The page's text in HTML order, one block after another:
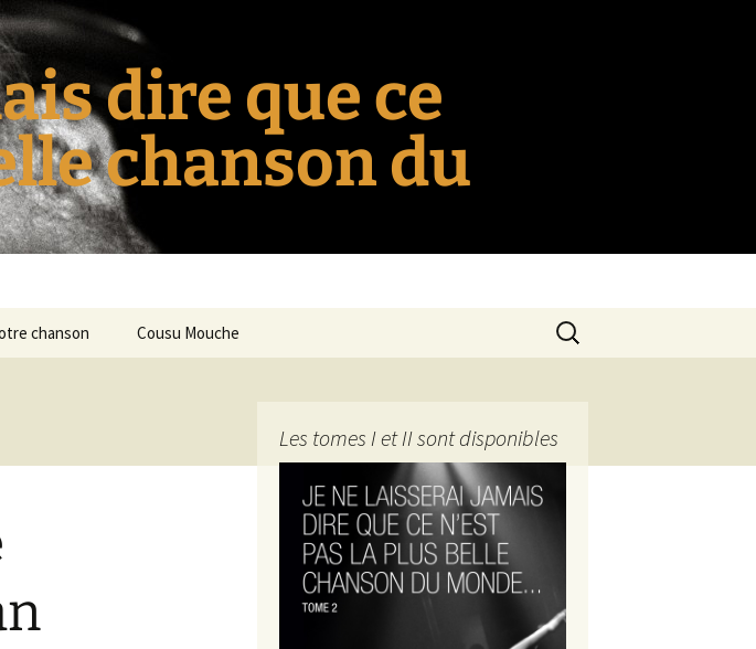
dire que ce
chanson du
chanson Cousu Mouche
Rechercher :
Les tomes I et II sont disponibles